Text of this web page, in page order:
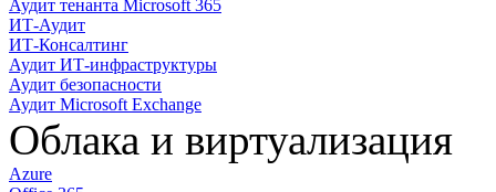
Аудит тенанта Microsoft 365
ИТ-Аудит
ИТ-Консалтинг
Аудит ИТ-инфраструктуры
Аудит безопасности
Аудит Microsoft Exchange
Облака и виртуализация
Azure